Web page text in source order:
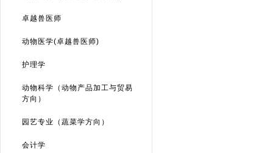
卓越兽医师
动物医学(卓越兽医师)
护理学
动物科学（动物产品加工与贸易
方向）
园艺专业（蔬菜学方向）
会计学